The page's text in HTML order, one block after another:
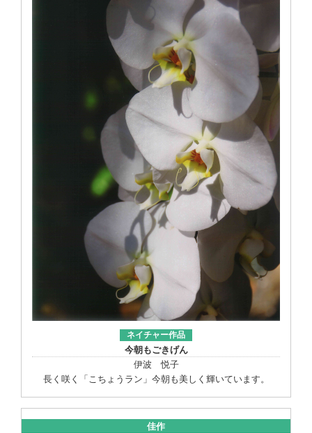
ネイチャー作品
今朝もごきげん
伊波 悦子
長く咲く「こちょうラン」今朝も美しく輝いています。
佳作